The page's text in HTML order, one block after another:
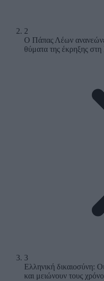
2
Ο Πάπας Λέων
θύματα της έκρηξης
3
Ελληνική δικαιοσύνη:
και μειώνουν τους